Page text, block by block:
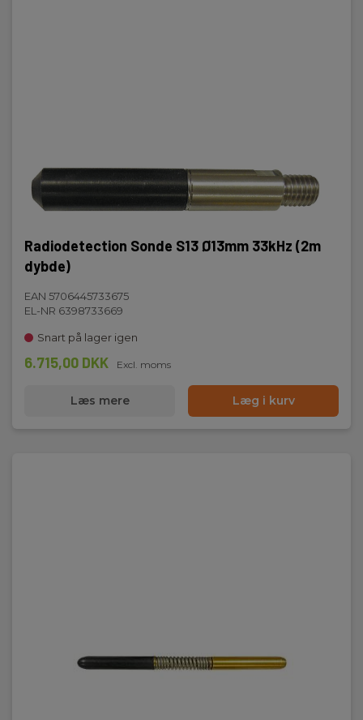
Radiodetection Sonde S13 Ø13mm 33kHz (2m
dybde)
EAN 5706445733675
EL-NR 6398733669
Snart på lager igen
6.715,00 DKK Excl. moms
Læs mere Læg i kurv